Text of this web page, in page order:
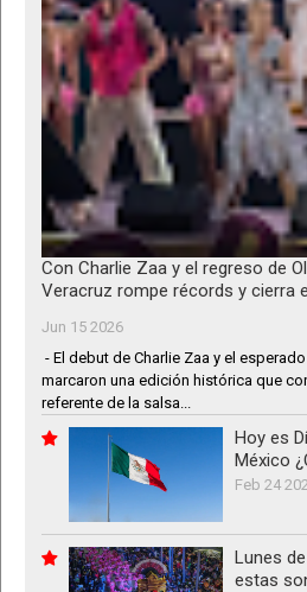
Con Charlie Zaa y el regreso de
Veracruz rompe récords y cierra
Jun 15 2026
- El debut de Charlie Zaa y el
marcaron una edición histórica que
referente de la salsa...
Hoy es
México
Feb 24
Lunes
estas